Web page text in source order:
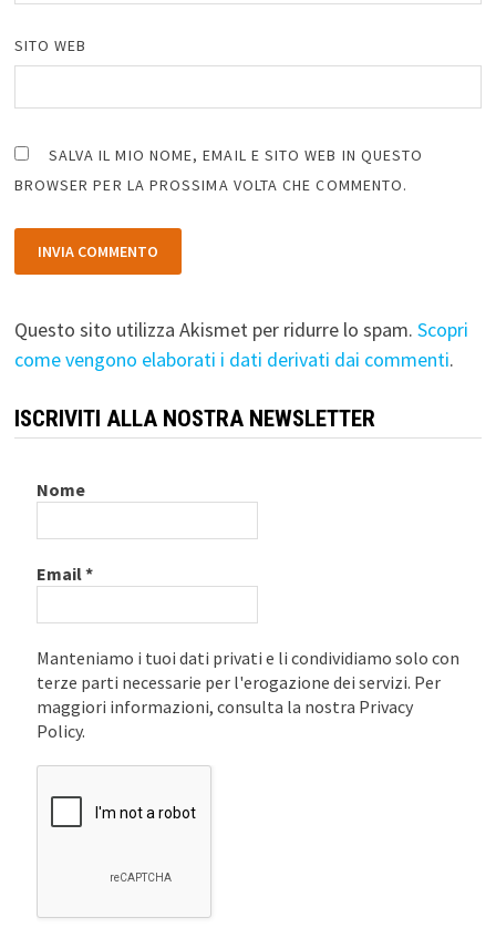
SITO WEB
SALVA IL MIO NOME, EMAIL E SITO WEB IN QUESTO
BROWSER PER LA PROSSIMA VOLTA CHE COMMENTO.
Questo sito utilizza Akismet per ridurre lo spam. Scopri
come vengono elaborati i dati derivati dai commenti.
ISCRIVITI ALLA NOSTRA NEWSLETTER
Nome
Email*
Manteniamo i tuoi dati privati e li condividiamo solo con
terze parti necessarie per l'erogazione dei servizi. Per
maggiori informazioni, consulta la nostra Privacy
Policy.